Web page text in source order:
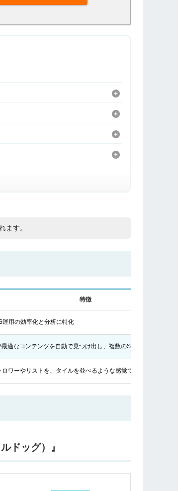
ます。
特徴
運用の効率化と分析に特化
最適なコンテンツを自動で見つけ出し、複数のSNSへ手間なく配信
ロワーやリストを、タイルを並べるような感覚で直感的に整理
ドッグ）』